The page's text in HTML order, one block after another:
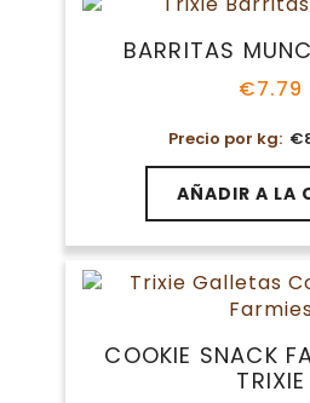
BARRITAS
€7.79
Precio por kg: €
AÑADIR A LA
COOKIE SNACK
TRIXIE